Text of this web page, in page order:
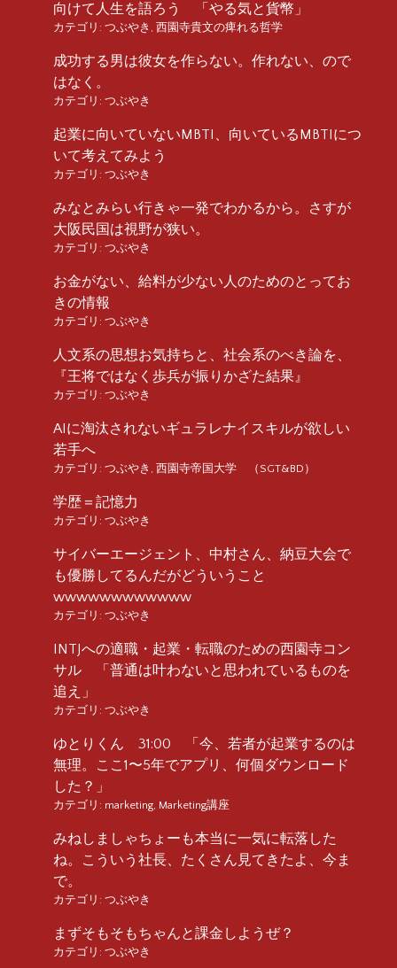
向けて人生を語ろう 「やる気と貨幣」
カテゴリ: つぶやき , 西園寺貴文の痺れる哲学
成功する男は彼女を作らない。作れない、ので
はなく。
カテゴリ: つぶやき
起業に向いていないMBTI、向いているMBTIにつ
いて考えてみよう
カテゴリ: つぶやき
みなとみらい行きゃ一発でわかるから。さすが
大阪民国は視野が狭い。
カテゴリ: つぶやき
お金がない、給料が少ない人のためのとってお
きの情報
カテゴリ: つぶやき
人文系の思想お気持ちと、社会系のべき論を、
『王将ではなく歩兵が振りかざた結果』
カテゴリ: つぶやき
AIに淘汰されないギュラレナイスキルが欲しい
若手へ
カテゴリ: つぶやき , 西園寺帝国大学 （SGT&BD）
学歴＝記憶力
カテゴリ: つぶやき
サイバーエージェント、中村さん、納豆大会で
も優勝してるんだがどういうこと
wwwwwwwwwwww
カテゴリ: つぶやき
INTJへの適職・起業・転職のための西園寺コン
サル 「普通は叶わないと思われているものを
追え」
カテゴリ: つぶやき
ゆとりくん 31:00 「今、若者が起業するのは
無理。ここ1〜5年でアプリ、何個ダウンロード
した？」
カテゴリ: marketing, Marketing講座
みねしましゃちょーも本当に一気に転落した
ね。こういう社長、たくさん見てきたよ、今ま
で。
カテゴリ: つぶやき
まずそもそもちゃんと課金しようぜ？
カテゴリ: つぶやき